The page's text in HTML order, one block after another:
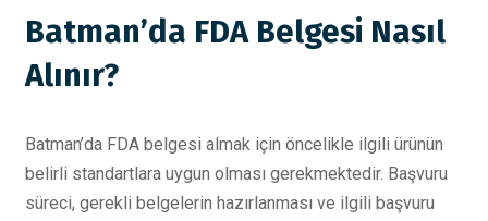
Batman’da FDA Belgesi Nasıl
Alınır?
Batman’da FDA belgesi almak için öncelikle ilgili ürünün
belirli standartlara uygun olması gerekmektedir. Başvuru
süreci, gerekli belgelerin hazırlanması ve ilgili başvuru